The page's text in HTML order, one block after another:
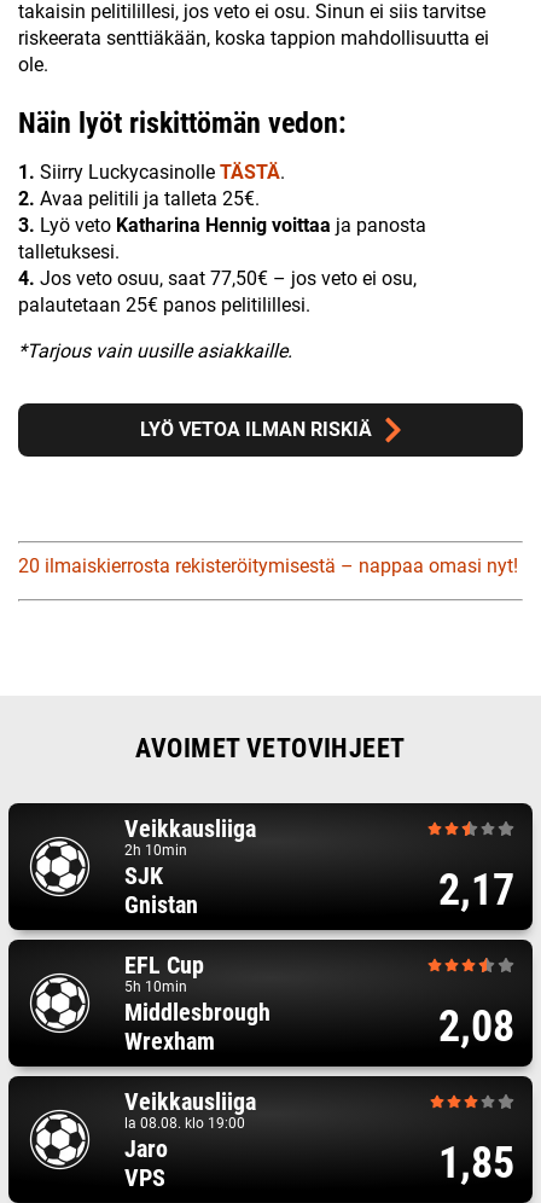
takaisin pelitilillesi, jos veto ei osu. Sinun ei siis tarvitse
riskeerata senttiäkään, koska tappion mahdollisuutta ei
ole.
Näin lyöt riskittömän vedon:
1. Siirry Luckycasinolle TÄSTÄ.
2. Avaa pelitili ja talleta 25€.
3. Lyö veto Katharina Hennig voittaa ja panosta
talletuksesi.
4. Jos veto osuu, saat 77,50€ – jos veto ei osu,
palautetaan 25€ panos pelitilillesi.
*Tarjous vain uusille asiakkaille.
LYÖ VETOA ILMAN RISKIÄ
20 ilmaiskierrosta rekisteröitymisestä – nappaa omasi nyt!
AVOIMET VETOVIHJEET
Veikkausliiga
2h 10min
SJK
Gnistan
2,17
EFL Cup
5h 10min
Middlesbrough
Wrexham
2,08
Veikkausliiga
la 08.08. klo 19:00
Jaro
VPS
1,85